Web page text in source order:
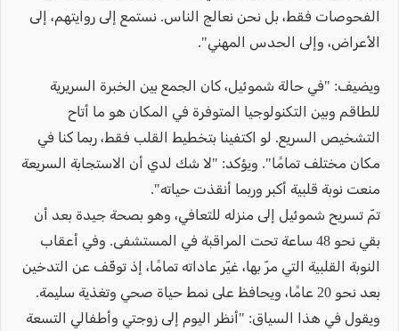
الفحوصات فقط، بل نحن نعالج الناس. نستمع إلى روايتهم، إلى
الأعراض، وإلى الحدس المهني".
ويضيف: "في حالة شموئيل، كان الجمع بين الخبرة السريرية
للطاقم وبين التكنولوجيا المتوفرة في المكان هو ما أتاح
التشخيص السريع. لو اكتفينا بتخطيط القلب فقط، ربما كنا في
مكان مختلف تمامًا". ويؤكد: "لا شك لدي أن الاستجابة السريعة
منعت نوبة قلبية أكبر وربما أنقذت حياته".
تمّ تسريح شموئيل إلى منزله للتعافي، وهو بصحة جيدة بعد أن
بقي نحو 48 ساعة تحت المراقبة في المستشفى. وفي أعقاب
النوبة القلبية التي مرّ بها، غيّر عاداته تمامًا، إذ توقّف عن التدخين
بعد نحو 20 عامًا، ويحافظ على نمط حياة صحي وتغذية سليمة.
ويقول في هذا السياق: "أنظر اليوم إلى زوجتي وأطفالي التسعة